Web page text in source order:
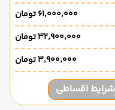
۶۱٬۰۰۰٬۰۰۰ تومان
۳۲٬۹۰۰٬۰۰۰ تومان
۳٬۹۰۰٬۰۰۰ تومان
شرایط اقساطی